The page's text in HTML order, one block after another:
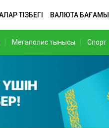
ТІЗБЕГІ ВАЛЮТА БАҒАМЫ
Мегаполис тынысы Спорт